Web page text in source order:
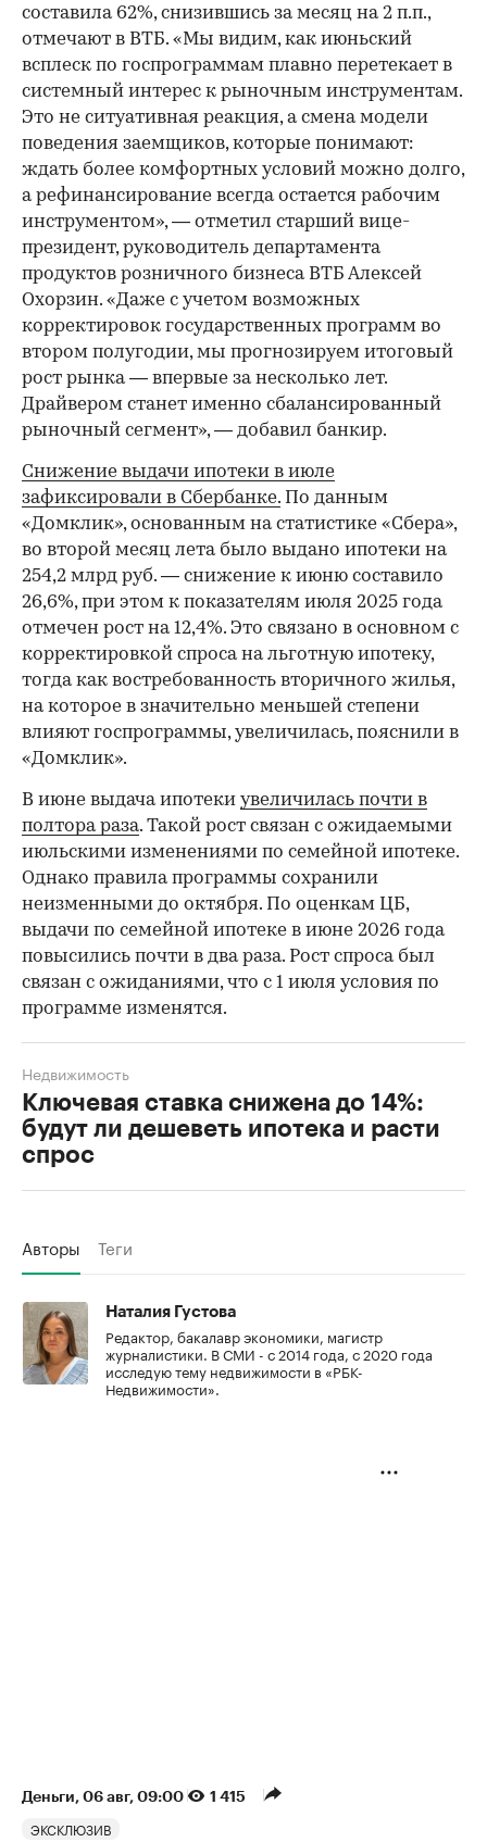
составила 62%, снизившись за месяц на 2 п.п.,
отмечают в ВТБ. «Мы видим, как июньский
всплеск по госпрограммам плавно перетекает в
системный интерес к рыночным инструментам.
Это не ситуативная реакция, а смена модели
поведения заемщиков, которые понимают:
ждать более комфортных условий можно долго,
а рефинансирование всегда остается рабочим
инструментом», — отметил старший вице-
президент, руководитель департамента
продуктов розничного бизнеса ВТБ Алексей
Охорзин. «Даже с учетом возможных
корректировок государственных программ во
втором полугодии, мы прогнозируем итоговый
рост рынка — впервые за несколько лет.
Драйвером станет именно сбалансированный
рыночный сегмент», — добавил банкир.
Снижение выдачи ипотеки в июле
зафиксировали в Сбербанке. По данным
«Домклик», основанным на статистике «Сбера»,
во второй месяц лета было выдано ипотеки на
254,2 млрд руб. — снижение к июню составило
26,6%, при этом к показателям июля 2025 года
отмечен рост на 12,4%. Это связано в основном с
корректировкой спроса на льготную ипотеку,
тогда как востребованность вторичного жилья,
на которое в значительно меньшей степени
влияют госпрограммы, увеличилась, пояснили в
«Домклик».
В июне выдача ипотеки увеличилась почти в
полтора раза. Такой рост связан с ожидаемыми
июльскими изменениями по семейной ипотеке.
Однако правила программы сохранили
неизменными до октября. По оценкам ЦБ,
выдачи по семейной ипотеке в июне 2026 года
повысились почти в два раза. Рост спроса был
связан с ожиданиями, что с 1 июля условия по
программе изменятся.
Ключевая ставка снижена до 14%:
будут ли дешеветь ипотека и расти
спрос
Недвижимость
Авторы Теги
Наталия Густова
Редактор, бакалавр экономики, магистр
журналистики. В СМИ - с 2014 года, с 2020 года
исследую тему недвижимости в «РБК-
Недвижимости».
Деньги 06 авг, 09:00 1 415
ЭКСКЛЮЗИВ